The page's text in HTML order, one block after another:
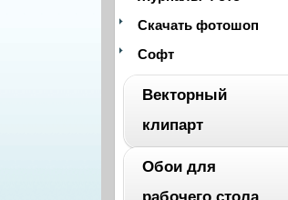
Скачать фотошоп
Софт
Векторный
клипарт
Обои для